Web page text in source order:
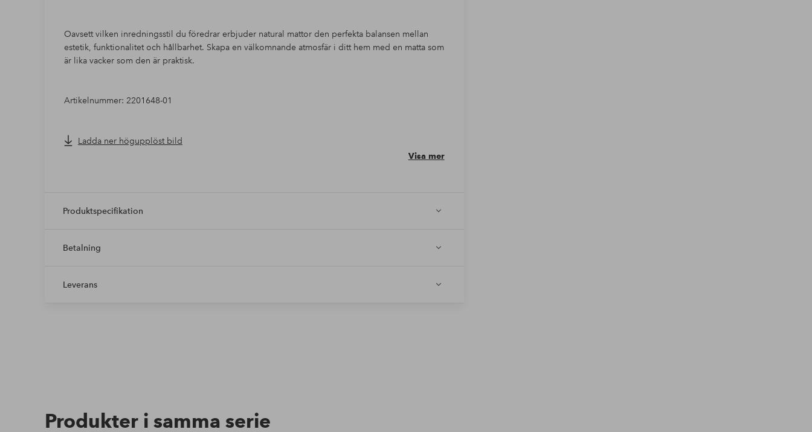
Oavsett vilken inredningsstil du föredrar erbjuder natural mattor den perfekta balansen mellan
estetik, funktionalitet och hållbarhet. Skapa en välkomnande atmosfär i ditt hem med en matta som
är lika vacker som den är praktisk.
Artikelnummer: 2201648-01
Ladda ner högupplöst bild
Visa mer
Produktspecifikation
Betalning
Leverans
Produkter i samma serie